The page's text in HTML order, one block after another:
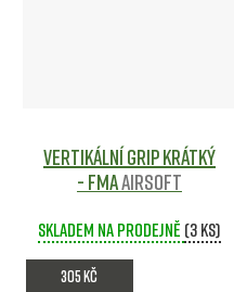
Vertikální grip krátký
- FMAAirsoft
Skladem na prodejně (3 ks)
305 Kč